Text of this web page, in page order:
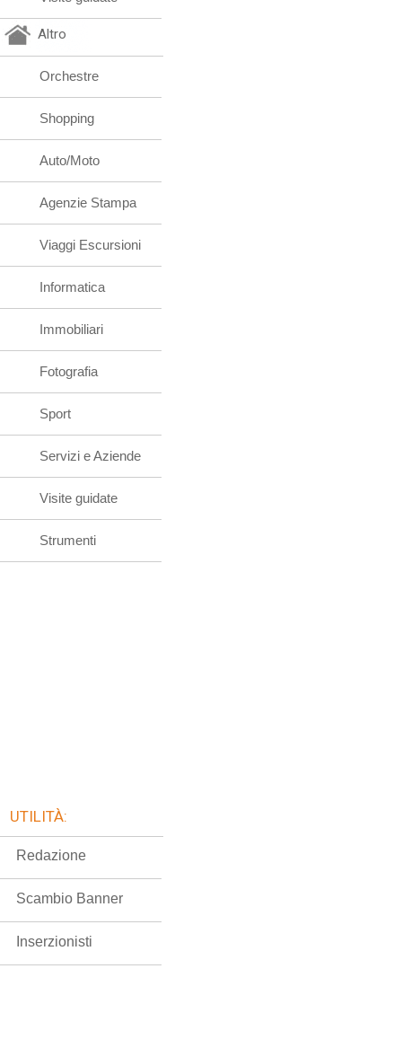
Altro
Orchestre
Shopping
Auto/Moto
Agenzie Stampa
Viaggi Escursioni
Informatica
Immobiliari
Fotografia
Sport
Servizi e Aziende
Visite guidate
Strumenti
UTILITÀ:
Redazione
Scambio Banner
Inserzionisti